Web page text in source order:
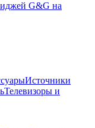
G&G на
Источники
Телевизоры и